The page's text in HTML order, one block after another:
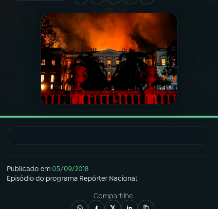
PROGRAMAS
PODCASTS
VIDEOCASTS
07ÚLTIMAS
ACOMPANHE A RÁDIO NACIONAL
Facebook
Publicado em05/09/2018
Episódio do programa Repórter Nacional
Compartilhe